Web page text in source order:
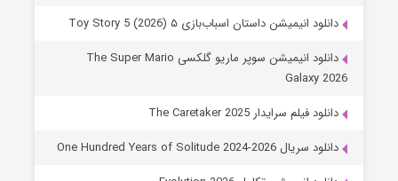
دانلود انیمیشن داستان اسباب‌بازی ۵ Toy Story 5 (2026)
دانلود انیمیشن سوپر ماریو گلکسی The Super Mario
Galaxy 2026
دانلود فیلم سرایدار The Caretaker 2025
دانلود سریال One Hundred Years of Solitude 2024-2026